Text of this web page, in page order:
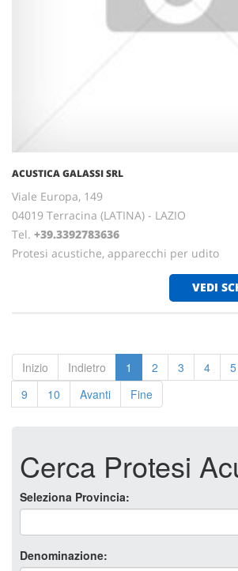
ACUSTICA GALASSI SRL
Viale Europa, 149
04019 Terracina (LATINA) - LAZIO
Tel. +39.3392783636
Protesi acustiche, apparecchi per udito
VEDI
Inizio Indietro 1 2 3 4 5
9
10 Avanti Fine
Cerca Protesi
Seleziona Provincia:
Denominazione: